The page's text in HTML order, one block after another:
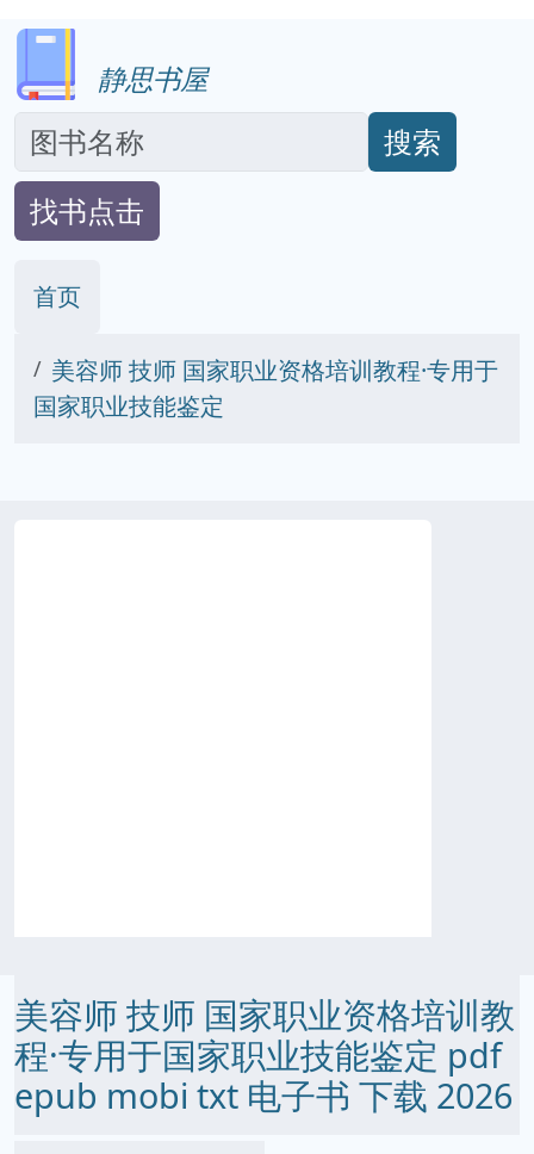
静思书屋
搜索
找书点击
首页
美容师 技师 国家职业资格培训教程·专用于
国家职业技能鉴定
美容师 技师 国家职业资格培训教
程·专用于国家职业技能鉴定 pdf
epub mobi txt 电子书 下载 2026